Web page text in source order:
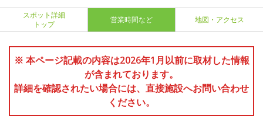
スポット詳細
トップ
営業時間など 地図・アクセス
※ 本ページ記載の内容は2026年1月以前に取材した情報
が含まれております。
詳細を確認されたい場合には、直接施設へお問い合わせ
ください。